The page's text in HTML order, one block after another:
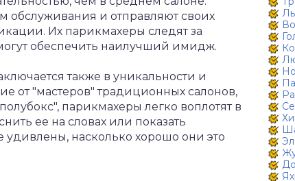
обслуживания и отправляют своих
Их парикмахеры следят за
обеспечить наилучший имидж.
также в уникальности и
от "мастеров" традиционных салонов,
парикмахеры легко воплотят в
ее на словах или показать
насколько хорошо они это